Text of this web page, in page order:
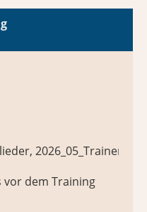
2026_05_Trainer*in
dem Training